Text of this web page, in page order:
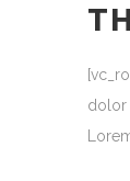
dolor